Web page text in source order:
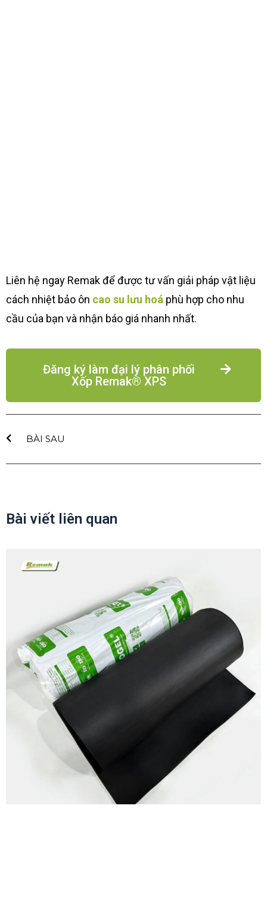
Liên hệ ngay Remak để được tư vấn giải pháp vật liệu
cách nhiệt bảo ôn cao su lưu hoá phù hợp cho nhu
cầu của bạn và nhận báo giá nhanh nhất.
Đăng ký làm đại lý phân phối
Xốp Remak® XPS
BÀI SAU
Bài viết liên quan